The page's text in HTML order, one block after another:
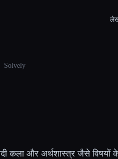
Solvely
कला और अर्थशास्त्र जैसे विषयों